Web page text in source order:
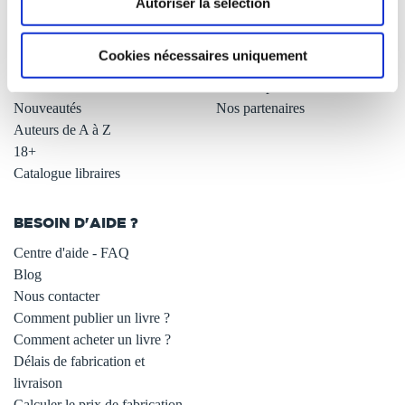
Cookies nécessaires uniquement
Nouveautés
Auteurs de A à Z
18+
Catalogue libraires
Carte cadeau
.
PARTENARIATS
Nos partenaires
BESOIN D'AIDE ?
Centre d'aide - FAQ
Blog
Nous contacter
Comment publier un livre ?
Comment acheter un livre ?
Délais de fabrication et
livraison